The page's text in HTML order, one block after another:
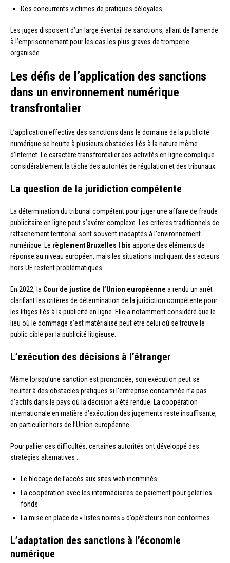
Des concurrents victimes de pratiques déloyales
Les juges disposent d’un large éventail de sanctions, allant de l’amende
à l’emprisonnement pour les cas les plus graves de tromperie
organisée.
Les défis de l’application des sanctions
dans un environnement numérique
transfrontalier
L’application effective des sanctions dans le domaine de la publicité
numérique se heurte à plusieurs obstacles liés à la nature même
d’Internet. Le caractère transfrontalier des activités en ligne complique
considérablement la tâche des autorités de régulation et des tribunaux.
La question de la juridiction compétente
La détermination du tribunal compétent pour juger une affaire de fraude
publicitaire en ligne peut s’avérer complexe. Les critères traditionnels de
rattachement territorial sont souvent inadaptés à l’environnement
numérique. Le règlement Bruxelles I bis apporte des éléments de
réponse au niveau européen, mais les situations impliquant des acteurs
hors UE restent problématiques.
En 2022, la Cour de justice de l’Union européenne a rendu un arrêt
clarifiant les critères de détermination de la juridiction compétente pour
les litiges liés à la publicité en ligne. Elle a notamment considéré que le
lieu où le dommage s’est matérialisé peut être celui où se trouve le
public ciblé par la publicité litigieuse.
L’exécution des décisions à l’étranger
Même lorsqu’une sanction est prononcée, son exécution peut se
heurter à des obstacles pratiques si l’entreprise condamnée n’a pas
d’actifs dans le pays où la décision a été rendue. La coopération
internationale en matière d’exécution des jugements reste insuffisante,
en particulier hors de l’Union européenne.
Pour pallier ces difficultés, certaines autorités ont développé des
stratégies alternatives :
Le blocage de l’accès aux sites web incriminés
La coopération avec les intermédiaires de paiement pour geler les
fonds
La mise en place de « listes noires » d’opérateurs non conformes
L’adaptation des sanctions à l’économie
numérique